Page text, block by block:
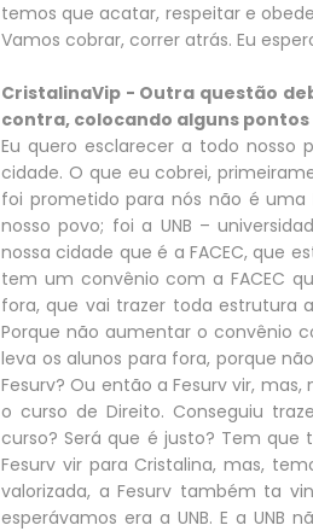
temos que acatar, respeitar e
Vamos cobrar, correr atrás. Eu
CristalinaVip - Outra questão
contra, colocando alguns
Eu quero esclarecer a todo nosso
cidade. O que eu cobrei,
foi prometido para nós não é
nosso povo; foi a UNB –
nossa cidade que é a FACEC, que
tem um convênio com a FACEC
fora, que vai trazer toda estrutura
Porque não aumentar o convênio
leva os alunos para fora, porque
Fesurv? Ou então a Fesurv vir,
o curso de Direito. Conseguiu
curso? Será que é justo? Tem
Fesurv vir para Cristalina, mas,
valorizada, a Fesurv também ta
esperávamos era a UNB. E a UNB